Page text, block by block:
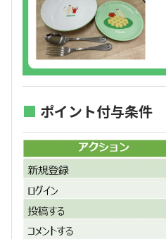
■ ポイント付与条件